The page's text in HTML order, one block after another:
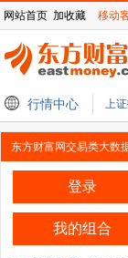
网站首页 加收藏 移动
行情中心 上
子，欧菲光的追光路线图
东方财富网交易类大数
登录
我的组合